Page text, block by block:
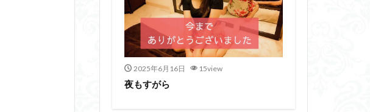
2025年6月16日 15view
夜もすがら